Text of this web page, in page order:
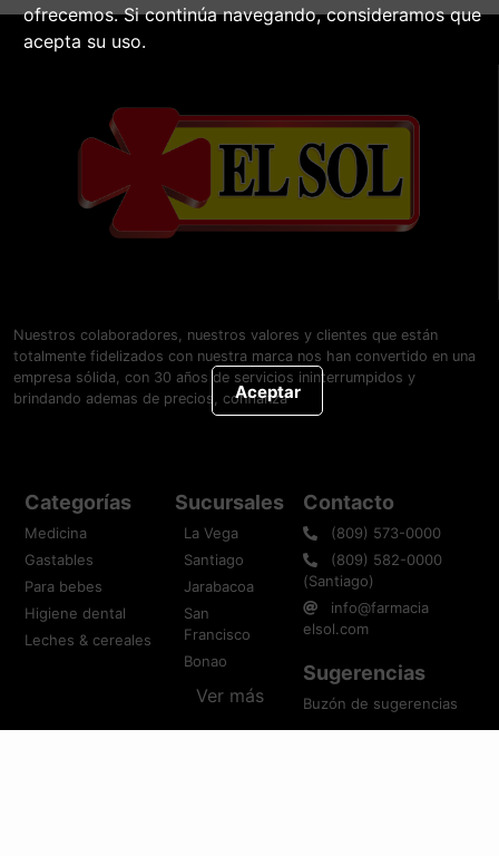
ofrecemos. Si continúa navegando, consideramos que
acepta su uso.
Aceptar
Nuestros colaboradores, nuestros valores y clientes que están
totalmente fidelizados con nuestra marca nos han convertido en una
empresa sólida, con 30 años de servicios ininterrumpidos y
brindando ademas de precios, confianza
Categorías
Medicina
Gastables
Para bebes
Higiene dental
Leches & cereales
Sucursales
La Vega
Santiago
Jarabacoa
San
Francisco
Bonao
Ver más
Contacto
(809) 573-0000
(809) 582-0000
(Santiago)
info@farmacia
elsol.com
Sugerencias
Buzón de sugerencias